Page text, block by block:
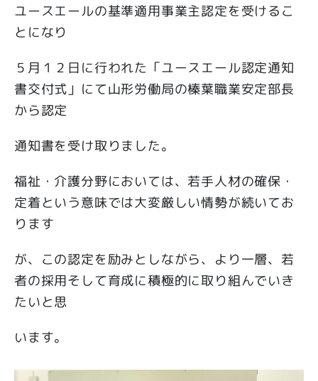
ユースエールの基準適用事業主認定を受けるこ
とになり
５月１２日に行われた「ユースエール認定通知
書交付式」にて山形労働局の榛葉職業安定部長
から認定
通知書を受け取りました。
福祉・介護分野においては、若手人材の確保・
定着という意味では大変厳しい情勢が続いてお
ります
が、この認定を励みとしながら、より一層、若
者の採用そして育成に積極的に取り組んでいき
たいと思
います。